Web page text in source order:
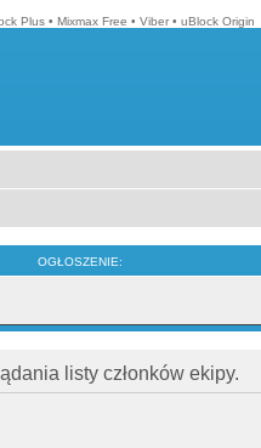
Plus • Mixmax Free • Viber • uBlock Origin
OGŁOSZENIE:
listy członków ekipy.